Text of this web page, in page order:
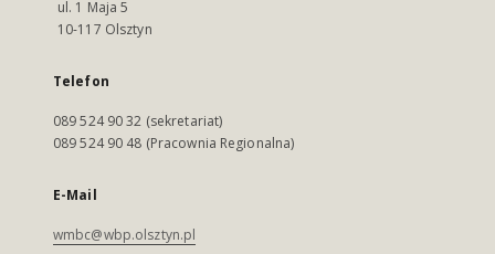
ul. 1 Maja 5
10-117 Olsztyn
Telefon
089 524 90 32 (sekretariat)
089 524 90 48 (Pracownia Regionalna)
E-Mail
wmbc@wbp.olsztyn.pl